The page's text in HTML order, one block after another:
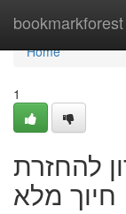
bookmarkforest
Home
Home
1
להחזרת
חיוך מלא